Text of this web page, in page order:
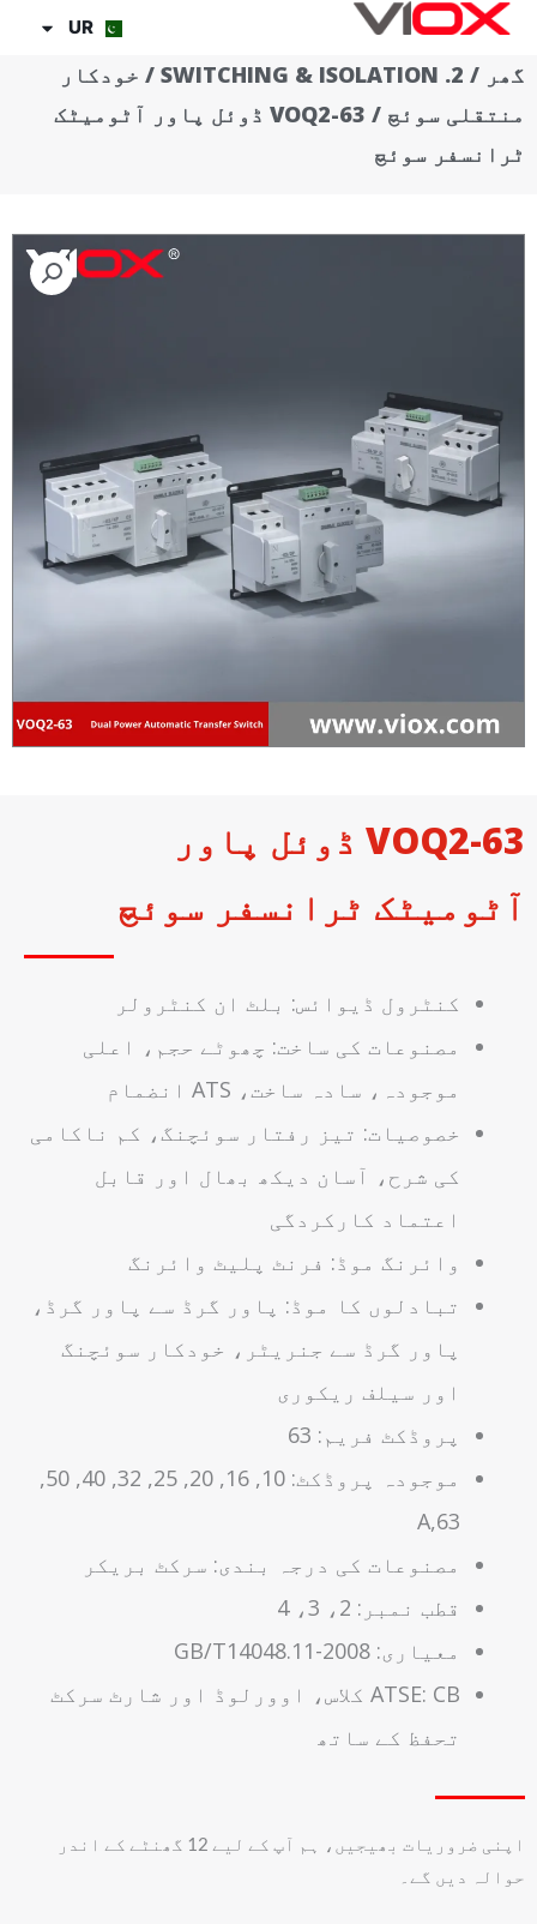
مواد
جائیں۔
UR
گھر /
2. SWITCHING & ISOLATION
/ خودکار
منتقلی سوئچ
/ VOQ2-63 ڈوئل پاور آٹومیٹک
ٹرانسفر سوئچ
VOQ2-63 ڈوئل پاور
آٹومیٹک ٹرانسفر سوئچ
کنٹرول ڈیوائس: بلٹ ان کنٹرولر
مصنوعات کی ساخت: چھوٹے حجم، اعلی
موجودہ، سادہ ساخت، ATS انضمام
خصوصیات: تیز رفتار سوئچنگ، کم ناکامی
کی شرح، آسان دیکھ بھال اور قابل
اعتماد کارکردگی
وائرنگ موڈ: فرنٹ پلیٹ وائرنگ
تبادلوں کا موڈ: پاور گرڈ سے پاور گرڈ،
پاور گرڈ سے جنریٹر، خودکار سوئچنگ
اور سیلف ریکوری
پروڈکٹ فریم: 63
موجودہ پروڈکٹ: 10, 16, 20, 25, 32, 40, 50,
63,A
مصنوعات کی درجہ بندی: سرکٹ بریکر
قطب نمبر: 2، 3، 4
معیاری: GB/T14048.11-2008
ATSE: CB کلاس، اوورلوڈ اور شارٹ سرکٹ
تحفظ کے ساتھ
اپنی ضروریات بھیجیں، ہم آپ کے لیے 12 گھنٹے کے اندر
حوالہ دیں گے۔